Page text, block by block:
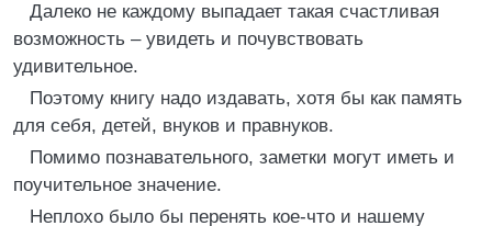
Далеко не каждому выпадает такая счастливая
возможность – увидеть и почувствовать
удивительное.
Поэтому книгу надо издавать, хотя бы как память
для себя, детей, внуков и правнуков.
Помимо познавательного, заметки могут иметь и
поучительное значение.
Неплохо было бы перенять кое-что и нашему